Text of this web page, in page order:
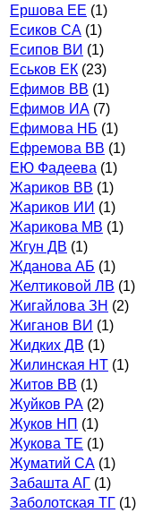
Ершова ЕЕ (1)
Есиков СА (1)
Есипов ВИ (1)
Еськов ЕК (23)
Ефимов ВВ (1)
Ефимов ИА (7)
Ефимова НБ (1)
Ефремова ВВ (1)
ЕЮ Фадеева (1)
Жариков ВВ (1)
Жариков ИИ (1)
Жарикова МВ (1)
Жгун ДВ (1)
Жданова АБ (1)
Желтиковой ЛВ (1)
Жигайлова ЗН (2)
Жиганов ВИ (1)
Жидких ДВ (1)
Жилинская НТ (1)
Житов ВВ (1)
Жуйков РА (2)
Жуков НП (1)
Жукова ТЕ (1)
Жуматий СА (1)
Забашта АГ (1)
Заболотская ТГ (1)